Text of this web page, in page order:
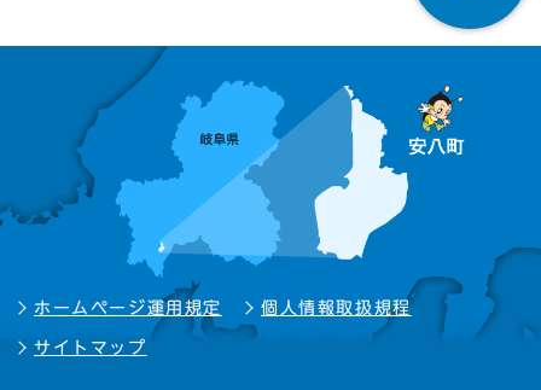
ホームページ運用規定 個人情報取扱規程
サイトマップ